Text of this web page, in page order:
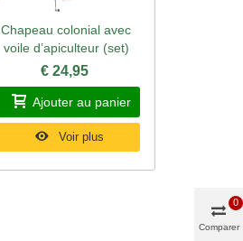
Aperçu rapide
Chapeau colonial avec
voile d’apiculteur (set)
€ 24,95
Ajouter au panier
Voir plus
Comparer
0